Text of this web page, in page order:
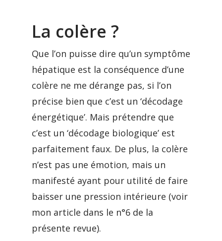
La colère ?
Que l’on puisse dire qu’un symptôme
hépatique est la conséquence d’une
colère ne me dérange pas, si l’on
précise bien que c’est un ‘décodage
énergétique’. Mais prétendre que
c’est un ‘décodage biologique’ est
parfaitement faux. De plus, la colère
n’est pas une émotion, mais un
manifesté ayant pour utilité de faire
baisser une pression intérieure (voir
mon article dans le n°6 de la
présente revue).